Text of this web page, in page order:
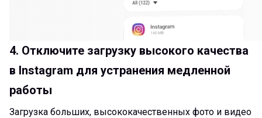
4. Отключите загрузку высокого качества
в Instagram для устранения медленной
работы
Загрузка больших, высококачественных фото и видео